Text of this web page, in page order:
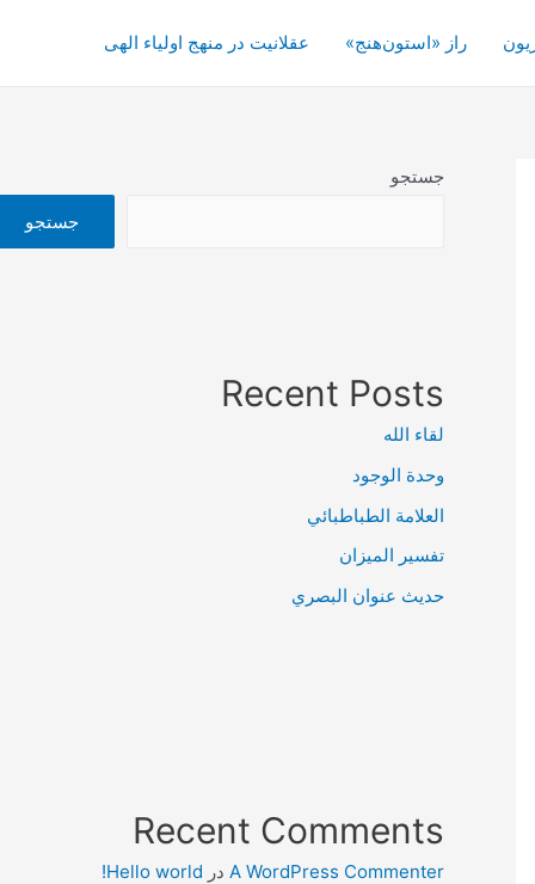
راز «استون‌هنج» عقلانیت در منهج اولیاء الهی
جستجو
جستجو
Recent Posts
لقاء الله
وحدة الوجود
العلامة الطباطبائي
تفسير الميزان
حديث عنوان البصري
Recent Comments
A WordPress Commenter در Hello world!